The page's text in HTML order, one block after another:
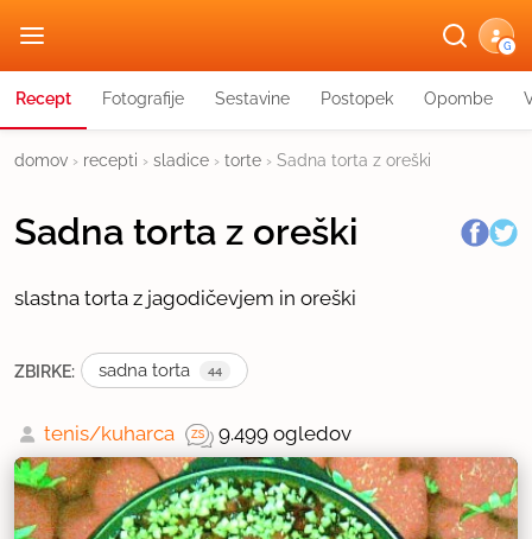
G
Recept Fotografije Sestavine Postopek Opombe
domov › recepti › sladice › torte › Sadna torta z oreški
Sadna torta z oreški
slastna torta z jagodičevjem in oreški
ZBIRKE: sadna torta 44
tenis/kuharca 9.499 ogledov